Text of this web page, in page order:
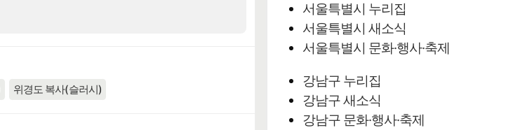
위경도 복사(슬러시)
서울특별시 누리집
서울특별시 새소식
서울특별시 문화·행사·축제
강남구 누리집
강남구 새소식
강남구 문화·행사·축제